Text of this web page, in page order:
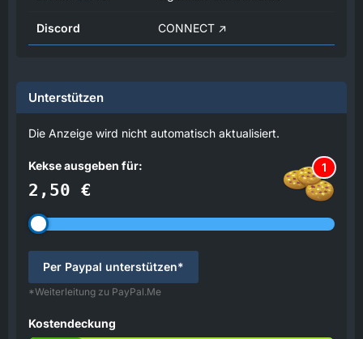
Discord CONNECT
Unterstützen
Die Anzeige wird nicht automatisch aktualisiert.
Kekse ausgeben für:
2,50 €
1
Per Paypal unterstützen*
*Weiterleitung zu PayPal.Me
Kostendeckung